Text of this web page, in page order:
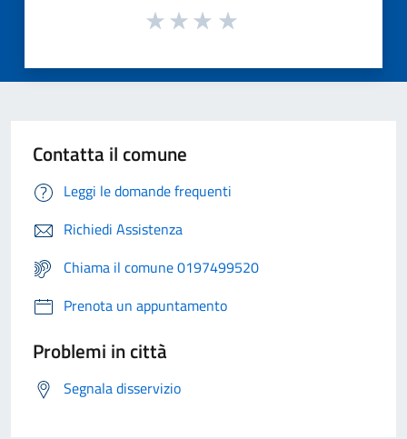
Contatta il comune
Leggi le domande frequenti
Richiedi Assistenza
Chiama il comune 0197499520
Prenota un appuntamento
Problemi in città
Segnala disservizio